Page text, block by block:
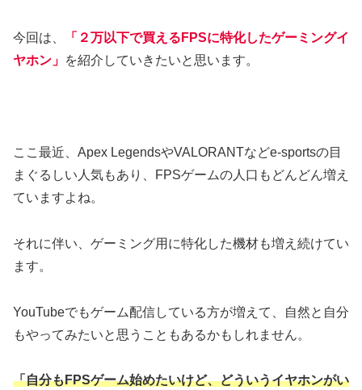
今回は、 「２万以下で買えるFPSに特化したゲーミングイ
ヤホン 」 を紹介していきたいと思います。
ここ最近、Apex LegendsやVALORANTなどe-sportsの目
まぐるしい人気もあり、FPSゲームの人口もどんどん増え
ていますよね。
それに伴い、ゲーミング用に特化した機材も増え続けてい
ます。
YouTubeでもゲーム配信している方が増えて、自然と自分
もやってみたいと思うこともあるかもしれません。
「自分もFPSゲーム始めたいけど、どういうイヤホンがい